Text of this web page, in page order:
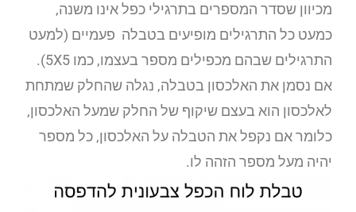
מכיוון שסדר המספרים בתרגילי כפל אינו משנה,
כמעט כל התרגילים מופיעים בטבלה פעמיים (למעט
התרגילים שבהם מכפילים מספר בעצמו, כמו 5X5).
אם נסמן את האלכסון בטבלה, נגלה שהחלק שמתחת
לאלכסון הוא בעצם שיקוף של החלק שמעל האלכסון,
כלומר אם נקפל את הטבלה על האלכסון, כל מספר
יהיה מעל מספר הזהה לו.